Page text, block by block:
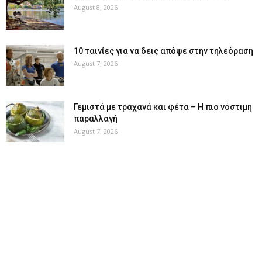
August 8, 2026
10 ταινίες για να δεις απόψε στην τηλεόραση
August 7, 2026
Γεμιστά με τραχανά και φέτα – Η πιο νόστιμη
παραλλαγή
August 7, 2026